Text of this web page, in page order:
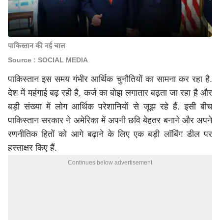
पाकिस्तान की नई चाल
Source : SOCIAL MEDIA
पाकिस्तान इस समय गंभीर आर्थिक चुनौतियों का सामना कर रहा है.
देश में महंगाई बढ़ रही है, कर्ज का बोझ लगातार बढ़ता जा रहा है और
बड़ी संख्या में लोग आर्थिक परेशानियों से जूझ रहे हैं. इसी बीच
पाकिस्तान सरकार ने अमेरिका में अपनी छवि बेहतर बनाने और अपने
रणनीतिक हितों को आगे बढ़ाने के लिए एक बड़ी लॉबिंग डील पर
हस्ताक्षर किए हैं.
Continues below advertisement